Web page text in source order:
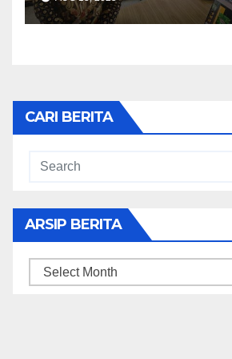
Kepunahan
CARI BERITA
ARSIP BERITA
ARSIP